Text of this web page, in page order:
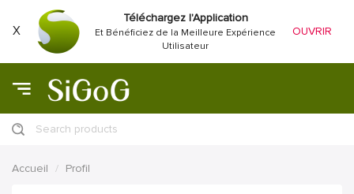
X
Téléchargez l'Application
Et Bénéficiez de la Meilleure Expérience
Utilisateur
OUVRIR
Search products
Accueil Profil